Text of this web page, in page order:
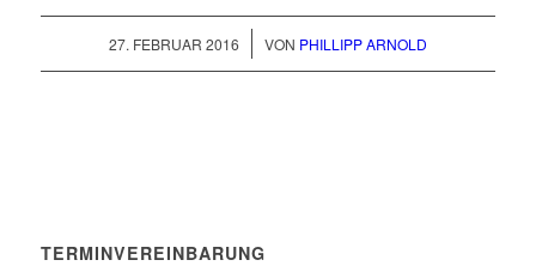
27. FEBRUAR 2016
/ VON PHILLIPP ARNOLD
TERMINVEREINBARUNG